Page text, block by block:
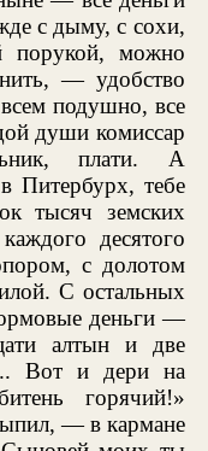
с дыму, с сохи,
порукой, можно
— удобство
подушно, все
души комиссар
плати. А
Питербурх, тебе
тысяч земских
десятого
с долотом
С остальных
деньги —
алтын и две
Вот и дери на
горячий!»
— в кармане